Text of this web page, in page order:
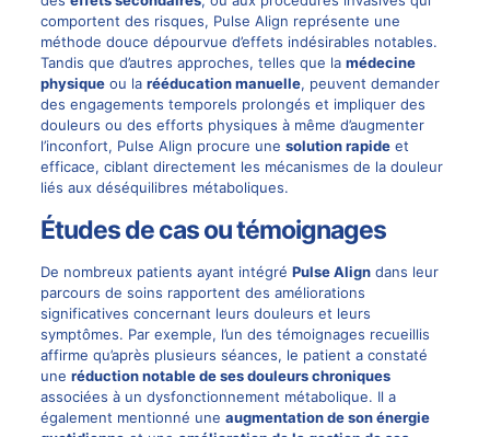
comportent des risques, Pulse Align représente une
méthode douce dépourvue d’effets indésirables notables.
Tandis que d’autres approches, telles que la médecine
physiqueou la rééducation manuelle, peuvent demander
des engagements temporels prolongés et impliquer des
douleurs ou des efforts physiques à même d’augmenter
l’inconfort, Pulse Align procure une solution rapideet
efficace, ciblant directement les mécanismes de la douleur
liés aux déséquilibres métaboliques.
Études de cas ou témoignages
De nombreux patients ayant intégré Pulse Aligndans leur
parcours de soins rapportent des améliorations
significatives concernant leurs douleurs et leurs
symptômes. Par exemple, l’un des témoignages recueillis
affirme qu’après plusieurs séances, le patient a constaté
une réduction notable de ses douleurs chroniques
associées à un dysfonctionnement métabolique. Il a
également mentionné une augmentation de son énergie